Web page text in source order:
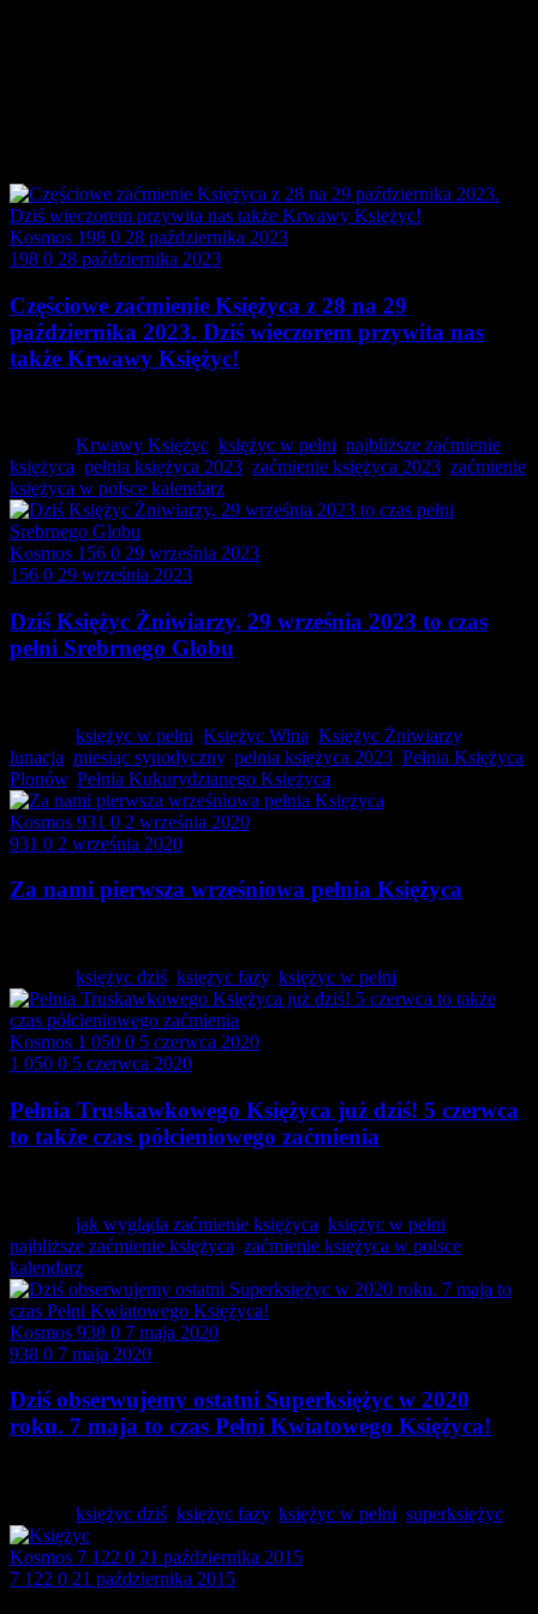
Kosmos 198 0 28 października 2023
198 0 28 października 2023
Częściowe zaćmienie Księżyca z 28 na 29
października 2023. Dziś wieczorem przywita nas
także Krwawy Księżyc!
Krwawy Księżyc księżyc w pełni najbliższe zaćmienie
księżyca pełnia księżyca 2023 zaćmienie księżyca 2023 zaćmienie
księżyca w polsce kalendarz
Kosmos 156 0 29 września 2023
156 0 29 września 2023
Dziś Księżyc Żniwiarzy. 29 września 2023 to czas
pełni Srebrnego Globu
księżyc w pełni Księżyc Wina Księżyc Żniwiarzy,
lunacja miesiąc synodyczny, pełnia księżyca 2023 Pełnia Księżyca
Plonów, Pełnia Kukurydzianego Księżyca
Kosmos 931 0 2 września 2020
931 0 2 września 2020
Za nami pierwsza wrześniowa pełnia Księżyca
księżyc dziś księżyc fazy, księżyc w pełni
Kosmos 1 050 0 5 czerwca 2020
1 050 0 5 czerwca 2020
Pełnia Truskawkowego Księżyca już dziś! 5 czerwca
to także czas półcieniowego zaćmienia
jak wygląda zaćmienie księżyca księżyc w pełni
najbliższe zaćmienie księżyca zaćmienie księżyca w polsce
kalendarz
Kosmos 938 0 7 maja 2020
938 0 7 maja 2020
Dziś obserwujemy ostatni Superksiężyc w 2020
roku. 7 maja to czas Pełni Kwiatowego Księżyca!
księżyc dziś księżyc fazy, księżyc w pełni superksiężyc
Kosmos 7 122 0 21 października 2015
7 122 0 21 października 2015